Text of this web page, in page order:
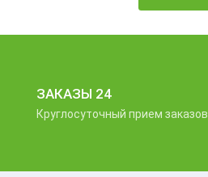
ЗАКАЗЫ 24
Круглосуточный прием заказов